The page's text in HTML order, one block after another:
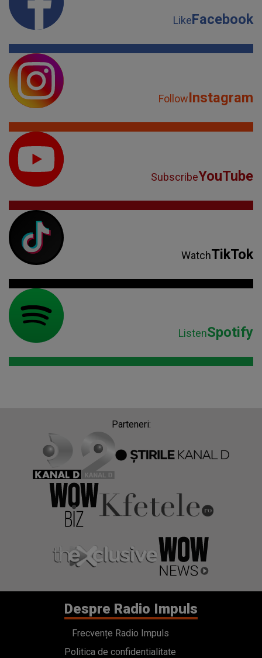
LikeFacebook
FollowInstagram
SubscribeYouTube
WatchTikTok
ListenSpotify
Parteneri:
Despre Radio Impuls
Frecvențe Radio Impuls
Politica de confidentialitate